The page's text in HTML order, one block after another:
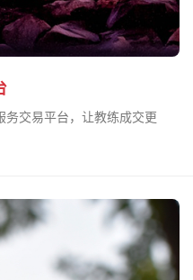
交易平台，让教练成交更